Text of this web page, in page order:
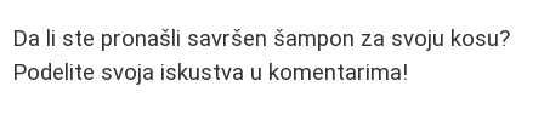
Da li ste pronašli savršen šampon za svoju kosu?
Podelite svoja iskustva u komentarima!